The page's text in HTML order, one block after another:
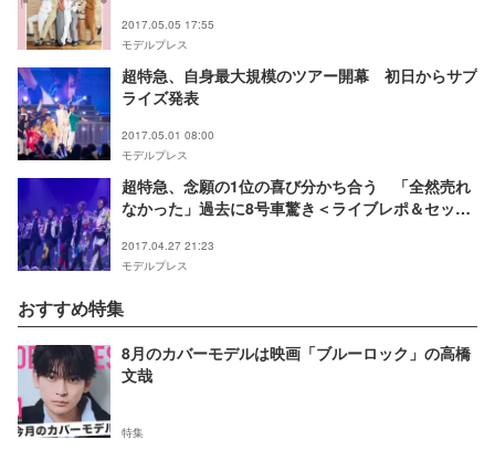
2017.05.05 17:55
モデルプレス
超特急、自身最大規模のツアー開幕 初日からサプ
ライズ発表
2017.05.01 08:00
モデルプレス
超特急、念願の1位の喜び分かち合う 「全然売れ
なかった」過去に8号車驚き＜ライブレポ＆セット
2017.04.27 21:23
モデルプレス
おすすめ特集
8月のカバーモデルは映画「ブルーロック」の高橋
文哉
特集